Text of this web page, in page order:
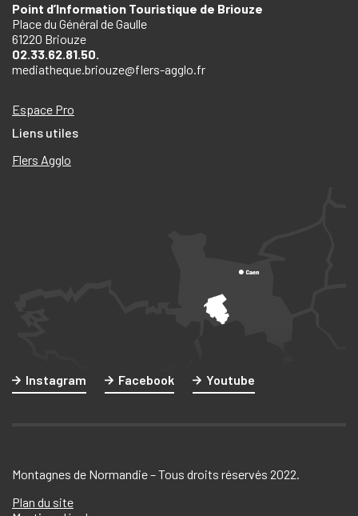
Point d’Information Touristique de Briouze
Place du Général de Gaulle
61220 Briouze
02.33.62.81.50.
mediatheque.briouze@flers-agglo.fr
Espace Pro
Liens utiles
Flers Agglo
Instagram Facebook Youtube
Montagnes de Normandie – Tous droits réservés 2022.
Plan du site